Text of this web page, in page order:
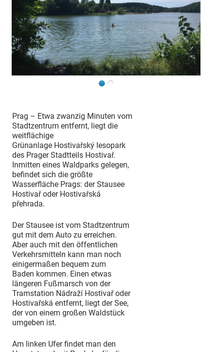
Prag – Etwa zwanzig Minuten vom
Stadtzentrum entfernt, liegt die
weitflächige
Grünanlage Hostivařský lesopark
des Prager Stadtteils Hostivař.
Inmitten eines Waldparks gelegen,
befindet sich die größte
Wasserfläche Prags: der Stausee
Hostivař oder Hostivařská
přehrada.
Der Stausee ist vom Stadtzentrum
gut mit dem Auto zu erreichen.
Aber auch mit den öffentlichen
Verkehrsmitteln kann man noch
einigermaßen bequem zum
Baden kommen. Einen etwas
längeren Fußmarsch von der
Tramstation Nádraží Hostivař oder
Hostivařská entfernt, liegt der See,
der von einem großen Waldstück
umgeben ist.
Am linken Ufer findet man den